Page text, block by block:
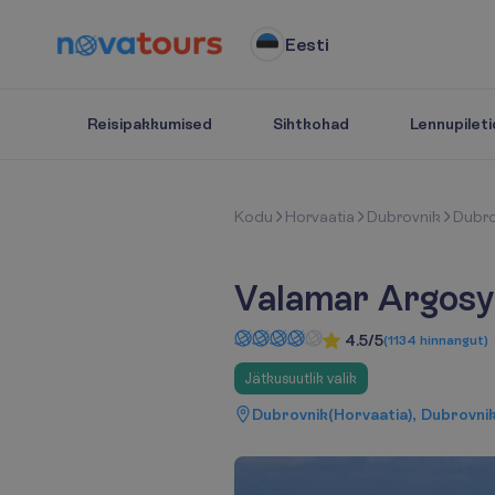
Eesti
Reisipakkumised Sihtkohad
Kodu Horvaatia Dubrovnik
Valamar Argosy
4.5/5(1134 hinnangut)
Jätkusuutlik valik
Dubrovnik(Horvaatia),